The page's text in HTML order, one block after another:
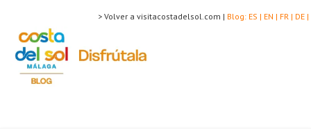
DE |
FR |
EN |
ES |
Blog:
> Volver a visitacostadelsol.com |